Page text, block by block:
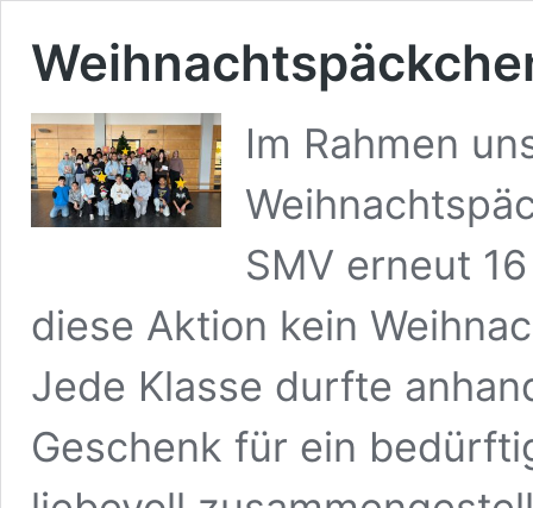
Im Rahmen
SMV erneut
diese Aktion kein
Jede Klasse durfte
Geschenk für ein